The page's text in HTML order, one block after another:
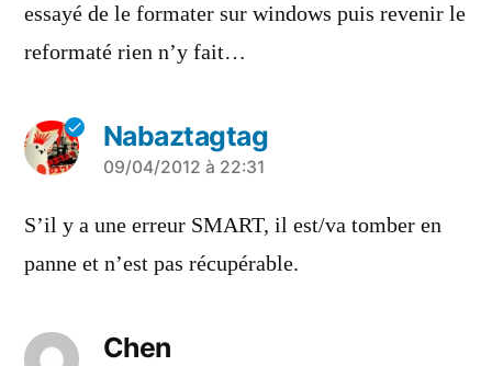
essayé de le formater sur windows puis revenir le
reformaté rien n’y fait…
Nabaztagtag
a
dit :
09/04/2012 à 22:31
S’il y a une erreur SMART, il est/va tomber en
panne et n’est pas récupérable.
Chen